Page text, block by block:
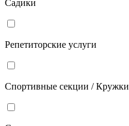
Садики
Репетиторские услуги
Спортивные секции / Кружки